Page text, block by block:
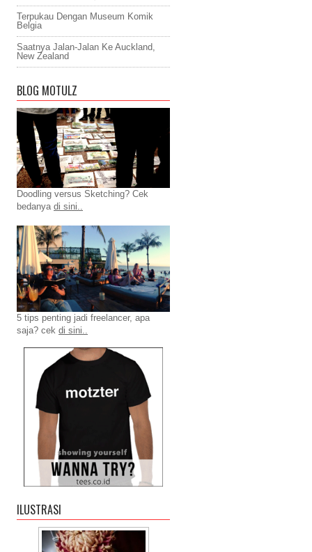
Terpukau Dengan Museum Komik
Belgia
Saatnya Jalan-Jalan Ke Auckland,
New Zealand
BLOG MOTULZ
Doodling versus Sketching? Cek
bedanya di sini..
5 tips penting jadi freelancer, apa
saja? cek di sini..
ILUSTRASI